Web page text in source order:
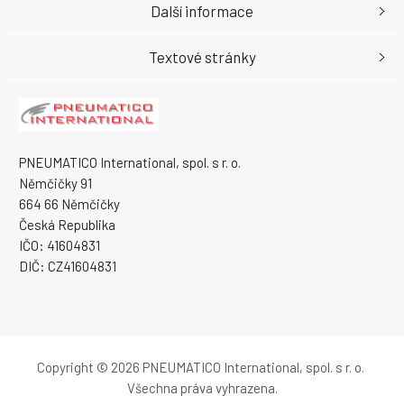
PNEUMATICO International, spol. s r. o.
Němčičky 91
664 66 Němčičky
Česká Republika
IČO: 41604831
DIČ: CZ41604831
Další informace
Textové stránky
Copyright © 2026 PNEUMATICO International, spol. s r. o.
Všechna práva vyhrazena.